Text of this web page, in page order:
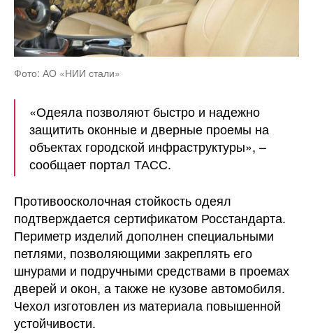
Фото: АО «НИИ стали»
«Одеяла позволяют быстро и надежно
защитить оконные и дверные проемы на
объектах городской инфраструктуры», –
сообщает портал ТАСС.
Противоосколочная стойкость одеял
подтверждается сертификатом Росстандарта.
Периметр изделий дополнен специальными
петлями, позволяющими закреплять его
шнурами и подручными средствами в проемах
дверей и окон, а также не кузове автомобиля.
Чехол изготовлен из материала повышенной
устойчивости.